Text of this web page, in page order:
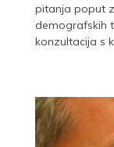
pitanja poput
demografskih
konzultacija s